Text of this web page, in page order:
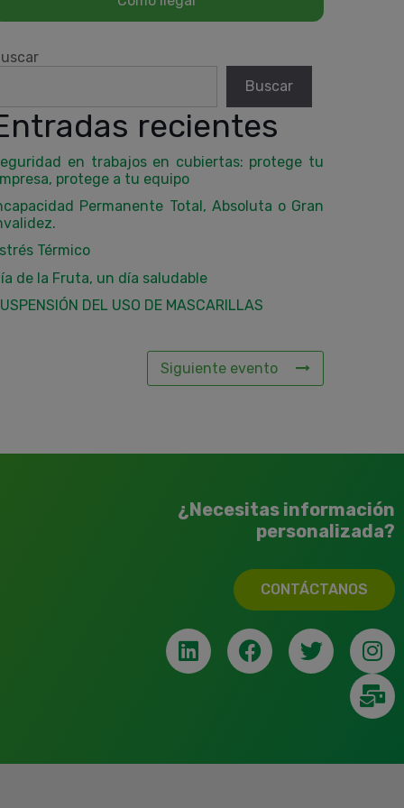
Buscar
recientes
en trabajos en cubiertas: protege tu
protege a tu equipo
Permanente Total, Absoluta o Gran
Térmico
de la Fruta, un día saludable
DEL USO DE MASCARILLAS
Siguiente evento
¿Necesitas información
personalizada?
CONTÁCTANOS